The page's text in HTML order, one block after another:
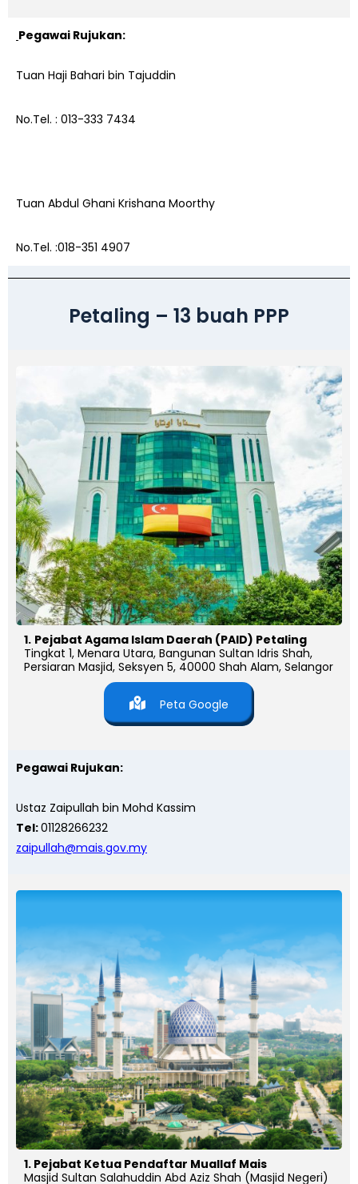
Pegawai Rujukan:
Tuan Haji Bahari bin Tajuddin
No.Tel. : 013-333 7434
Tuan Abdul Ghani Krishana Moorthy
No.Tel. :018-351 4907
Petaling – 13 buah PPP
1. Pejabat Agama Islam Daerah (PAID) Petaling
Tingkat 1, Menara Utara, Bangunan Sultan Idris Shah,
Persiaran Masjid, Seksyen 5, 40000 Shah Alam, Selangor
Peta Google
Pegawai Rujukan:
Ustaz Zaipullah bin Mohd Kassim
Tel:01128266232
zaipullah@mais.gov.my
1. Pejabat Ketua Pendaftar Muallaf Mais
Masjid Sultan Salahuddin Abd Aziz Shah (Masjid Negeri)